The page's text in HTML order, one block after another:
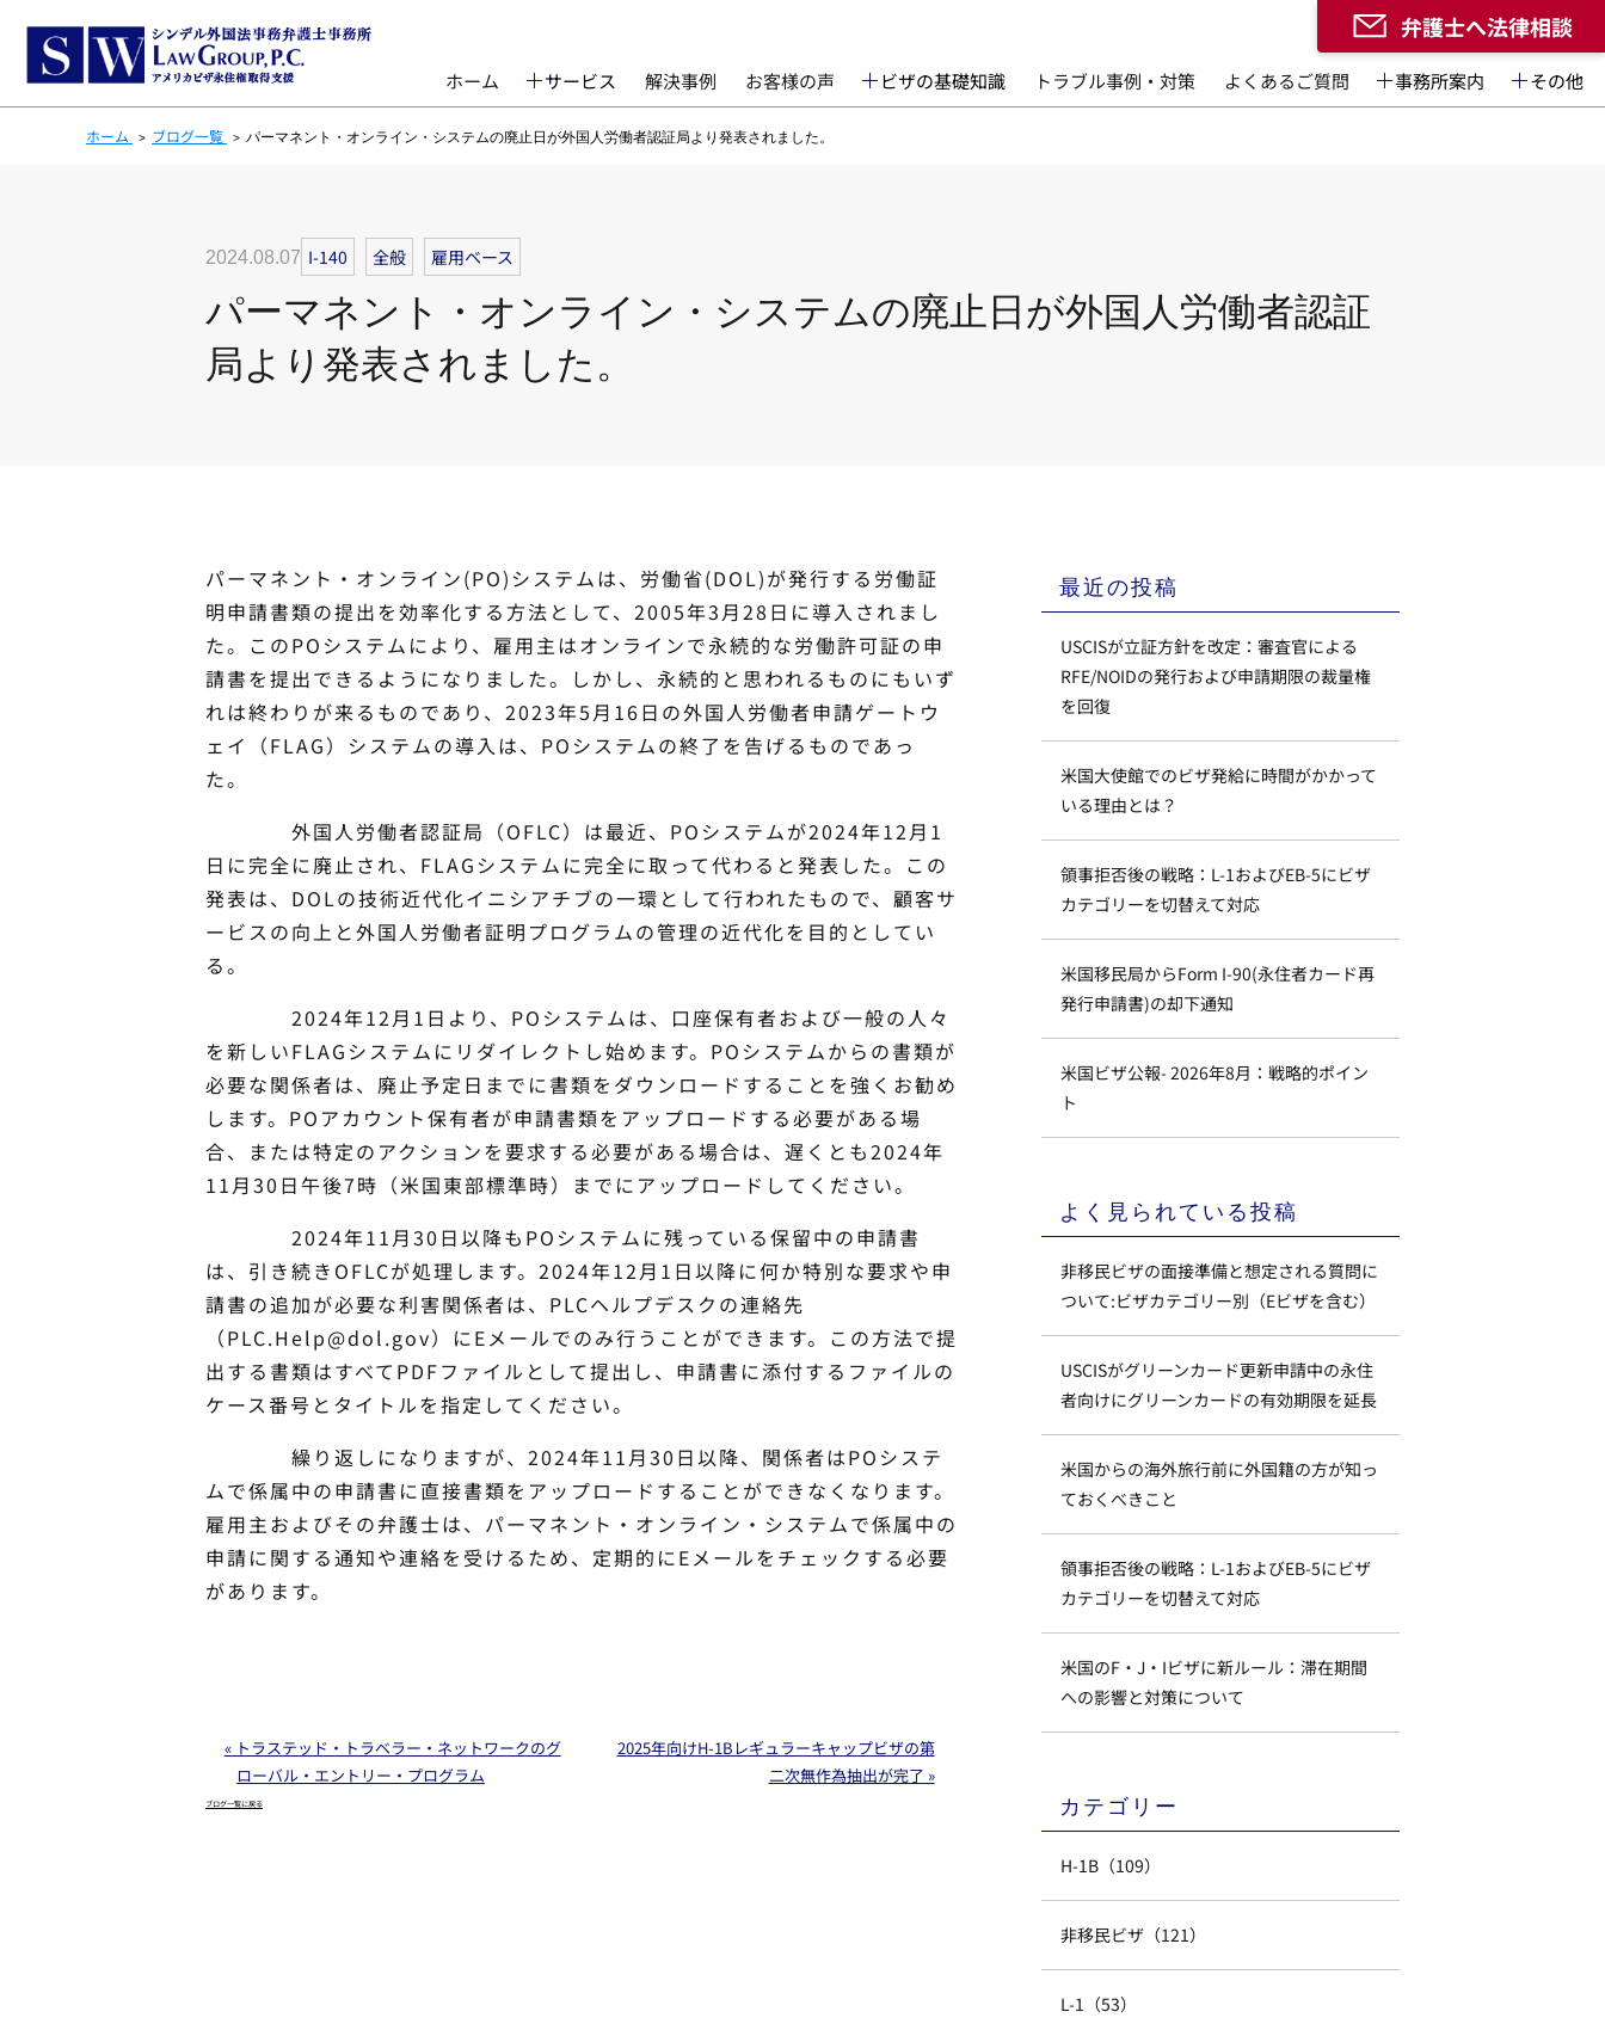
弁護士へ法律相談
ホーム サービス 解決事例 お客様の声 ビザの基礎知識 トラブル事例・対策 よくあるご質問 事務所案内 その他
ホーム ブログ一覧 パーマネント・オンライン・システムの廃止日が外国人労働者認証局より発表されました。
2024.08.07 I-140 全般 雇用ベース
パーマネント・オンライン・システムの廃止日が外国人労働者認証
局より発表されました。
パーマネント・オンライン(PO)システムは、労働省(DOL)が発行する労働証
明申請書類の提出を効率化する方法として、2005年3月28日に導入されまし
た。このPOシステムにより、雇用主はオンラインで永続的な労働許可証の申
請書を提出できるようになりました。しかし、永続的と思われるものにもいず
れは終わりが来るものであり、2023年5月16日の外国人労働者申請ゲートウ
ェイ（FLAG）システムの導入は、POシステムの終了を告げるものであっ
た。
外国人労働者認証局（OFLC）は最近、POシステムが2024年12月1
日に完全に廃止され、FLAGシステムに完全に取って代わると発表した。この
発表は、DOLの技術近代化イニシアチブの一環として行われたもので、顧客サ
ービスの向上と外国人労働者証明プログラムの管理の近代化を目的としてい
る。
2024年12月1日より、POシステムは、口座保有者および一般の人々
を新しいFLAGシステムにリダイレクトし始めます。POシステムからの書類が
必要な関係者は、廃止予定日までに書類をダウンロードすることを強くお勧め
します。POアカウント保有者が申請書類をアップロードする必要がある場
合、または特定のアクションを要求する必要がある場合は、遅くとも2024年
11月30日午後7時（米国東部標準時）までにアップロードしてください。
2024年11月30日以降もPOシステムに残っている保留中の申請書
は、引き続きOFLCが処理します。2024年12月1日以降に何か特別な要求や申
請書の追加が必要な利害関係者は、PLCヘルプデスクの連絡先
（PLC.Help@dol.gov）にEメールでのみ行うことができます。この方法で提
出する書類はすべてPDFファイルとして提出し、申請書に添付するファイルの
ケース番号とタイトルを指定してください。
繰り返しになりますが、2024年11月30日以降、関係者はPOシステ
ムで係属中の申請書に直接書類をアップロードすることができなくなります。
雇用主およびその弁護士は、パーマネント・オンライン・システムで係属中の
申請に関する通知や連絡を受けるため、定期的にEメールをチェックする必要
があります。
« トラステッド・トラベラー・ネットワークのグ
ローバル・エントリー・プログラム
2025年向けH-1Bレギュラーキャップビザの第
二次無作為抽出が完了 »
ブログ一覧に戻る
最近の投稿
USCISが立証方針を改定：審査官による
RFE/NOIDの発行および申請期限の裁量権
を回復
米国大使館でのビザ発給に時間がかかって
いる理由とは？
領事拒否後の戦略：L-1およびEB-5にビザ
カテゴリーを切替えて対応
米国移民局からForm I-90(永住者カード再
発行申請書)の却下通知
米国ビザ公報- 2026年8月：戦略的ポイン
ト
よく見られている投稿
非移民ビザの面接準備と想定される質問に
ついて:ビザカテゴリー別（Eビザを含む）
USCISがグリーンカード更新申請中の永住
者向けにグリーンカードの有効期限を延長
米国からの海外旅行前に外国籍の方が知っ
ておくべきこと
領事拒否後の戦略：L-1およびEB-5にビザ
カテゴリーを切替えて対応
米国のF・J・Iビザに新ルール：滞在期間
への影響と対策について
カテゴリー
H-1B（109）
非移民ビザ（121）
L-1（53）